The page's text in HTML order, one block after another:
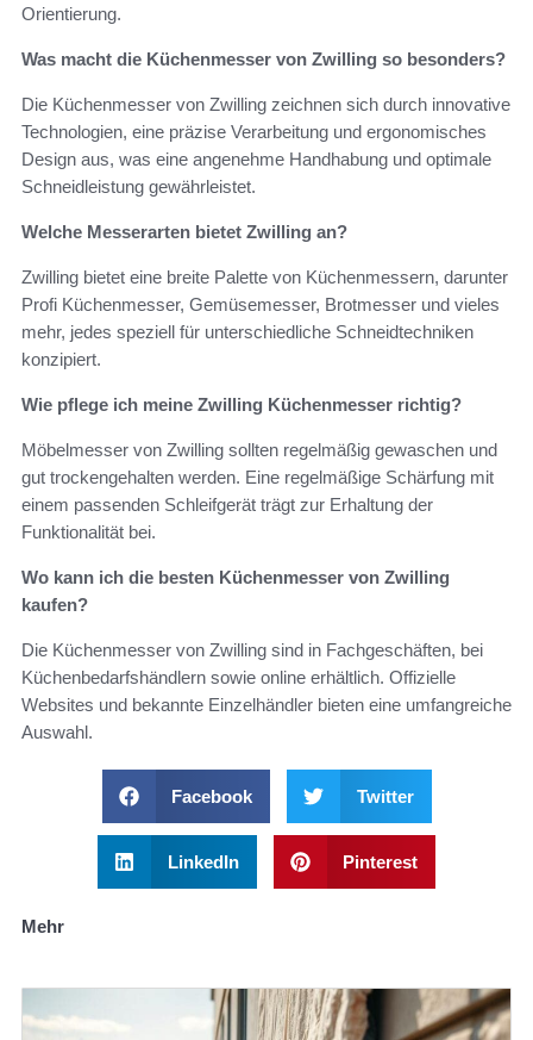
Orientierung.
Was macht die Küchenmesser von Zwilling so besonders?
Die Küchenmesser von Zwilling zeichnen sich durch innovative
Technologien, eine präzise Verarbeitung und ergonomisches
Design aus, was eine angenehme Handhabung und optimale
Schneidleistung gewährleistet.
Welche Messerarten bietet Zwilling an?
Zwilling bietet eine breite Palette von Küchenmessern, darunter
Profi Küchenmesser, Gemüsemesser, Brotmesser und vieles
mehr, jedes speziell für unterschiedliche Schneidtechniken
konzipiert.
Wie pflege ich meine Zwilling Küchenmesser richtig?
Möbelmesser von Zwilling sollten regelmäßig gewaschen und
gut trockengehalten werden. Eine regelmäßige Schärfung mit
einem passenden Schleifgerät trägt zur Erhaltung der
Funktionalität bei.
Wo kann ich die besten Küchenmesser von Zwilling
kaufen?
Die Küchenmesser von Zwilling sind in Fachgeschäften, bei
Küchenbedarfshändlern sowie online erhältlich. Offizielle
Websites und bekannte Einzelhändler bieten eine umfangreiche
Auswahl.
Facebook Twitter
LinkedIn Pinterest
Mehr